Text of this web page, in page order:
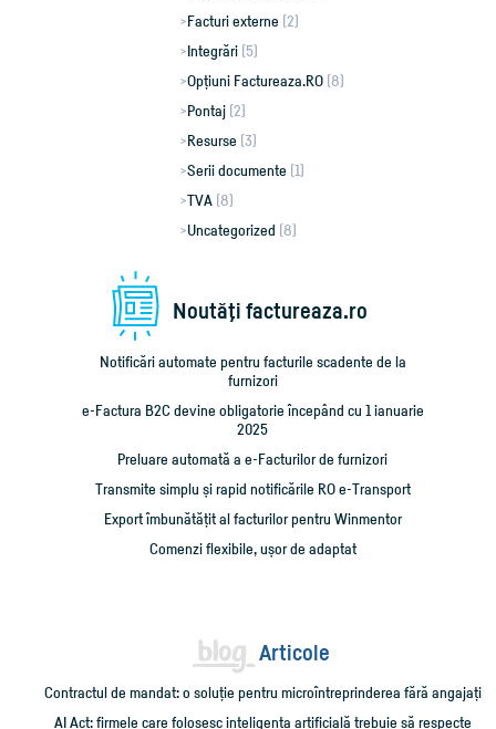
Facturi externe (2)
Integrări (5)
Opțiuni Factureaza.RO (8)
Pontaj (2)
Resurse (3)
Serii documente (1)
TVA (8)
Uncategorized (8)
Noutăţi factureaza.ro
Notificări automate pentru facturile scadente de la
furnizori
e-Factura B2C devine obligatorie începând cu 1 ianuarie
2025
Preluare automată a e-Facturilor de furnizori
Transmite simplu și rapid notificările RO e-Transport
Export îmbunătățit al facturilor pentru Winmentor
Comenzi flexibile, ușor de adaptat
Articole
Contractul de mandat: o soluție pentru microîntreprinderea fără angajați
AI Act: firmele care folosesc inteligența artificială trebuie să respecte